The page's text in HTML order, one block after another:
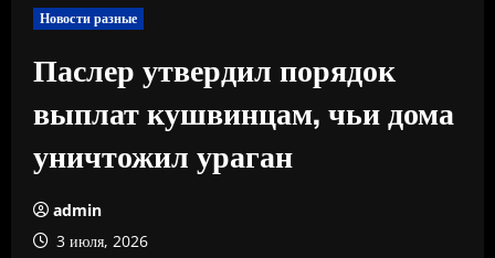
Новости разные
Паслер утвердил порядок
выплат кушвинцам, чьи дома
уничтожил ураган
admin
3 июля, 2026